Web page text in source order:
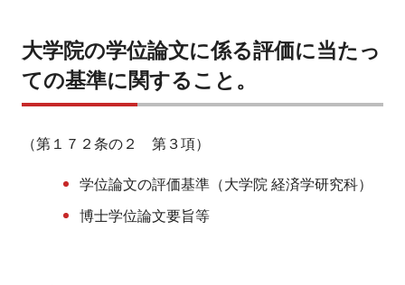
大学院の学位論文に係る評価に当たっ
ての基準に関すること。
（第１７２条の２ 第３項）
学位論文の評価基準（大学院 経済学研究科）
博士学位論文要旨等